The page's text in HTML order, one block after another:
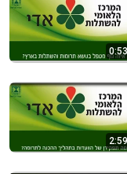
دکتر خوب • 339K
0:53
2:59